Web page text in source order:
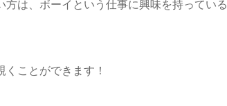
は、ボーイという仕事に興味を持っている
ことができます！